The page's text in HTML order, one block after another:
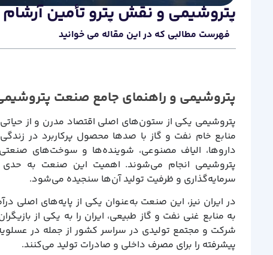
پتروشیمی و نقش پترو تأمین
فهرست مطالبی که در این مقاله می خوانید
پتروشیمی و راهنمای جامع صنعت
پتروشیمی یکی از ستون‌های اصلی اقتصاد مدرن و از
منابع خام نفت و گاز با صدها محصول پرکاربرد در
داروها، الیاف مصنوعی، شوینده‌ها و سوخت‌های
پتروشیمی انجام می‌شوند. اهمیت این صنعت به
سرمایه‌گذاری و ظرفیت تولید آن‌ها سنجیده می‌شود.
در ایران نیز، این صنعت به‌عنوان یکی از پایه‌های
به منابع غنی نفت و گاز طبیعی، ایران را به یکی از
شرکت و مجتمع تولیدی در سراسر کشور از جمله در
پیشرفته را برای مصرف داخلی و صادرات تولید می‌کنند.